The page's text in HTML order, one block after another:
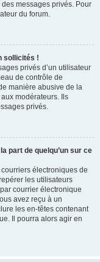
messages privés. Pour
du forum.
sollicités !
privés d’un utilisateur
de contrôle de
manière abusive de la
modérateurs. Ils
privés.
part de quelqu’un sur ce
électroniques de
les utilisateurs
courrier électronique
avez reçu à un
les en-têtes contenant
Il pourra alors agir en